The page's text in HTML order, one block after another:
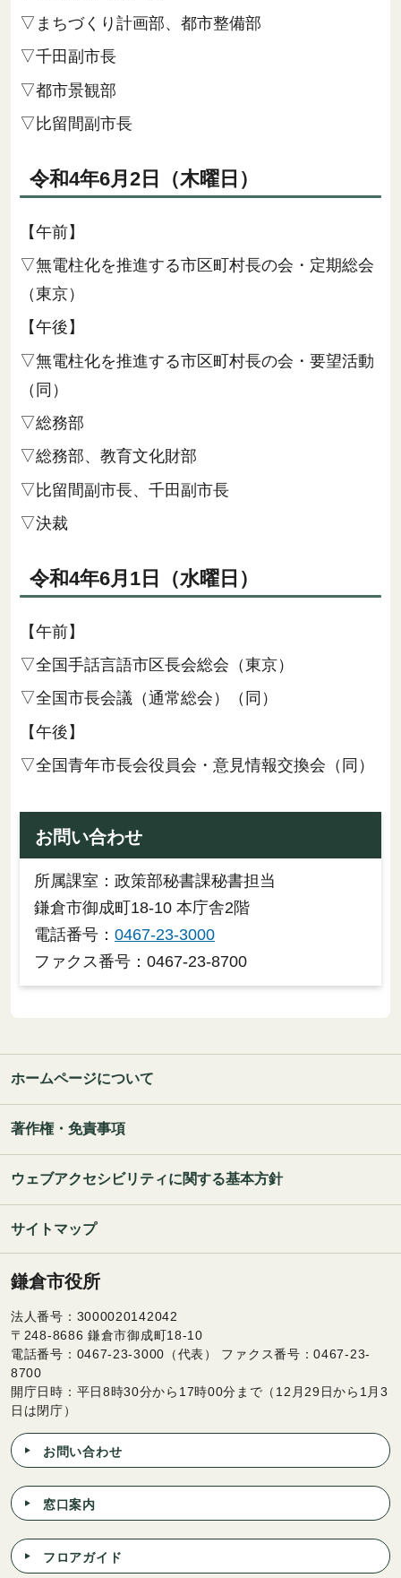
▽まちづくり計画部、都市整備部
▽千田副市長
▽都市景観部
▽比留間副市長
令和4年6月2日（木曜日）
【午前】
▽無電柱化を推進する市区町村長の会・定期総会
（東京）
【午後】
▽無電柱化を推進する市区町村長の会・要望活動
（同）
▽総務部
▽総務部、教育文化財部
▽比留間副市長、千田副市長
▽決裁
令和4年6月1日（水曜日）
【午前】
▽全国手話言語市区長会総会（東京）
▽全国市長会議（通常総会）（同）
【午後】
▽全国青年市長会役員会・意見情報交換会（同）
お問い合わせ
所属課室：政策部秘書課秘書担当
鎌倉市御成町18-10 本庁舎2階
電話番号： 0467-23-3000
ファクス番号：0467-23-8700
ホームページについて
著作権・免責事項
ウェブアクセシビリティに関する基本方針
サイトマップ
鎌倉市役所
法人番号：3000020142042
〒248-8686 鎌倉市御成町18-10
電話番号：0467-23-3000（代表） ファクス番号：0467-23-
8700
開庁日時：平日8時30分から17時00分まで（12月29日から1月3
日は閉庁）
お問い合わせ
窓口案内
フロアガイド